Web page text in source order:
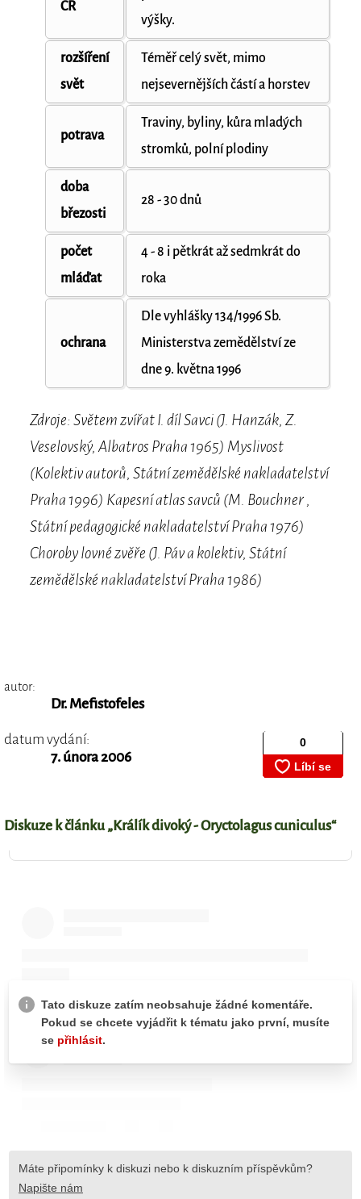
ČR
výšky.
rozšíření
svět
Téměř celý svět, mimo
nejsevernějších částí a horstev
potrava
Traviny, byliny, kůra mladých
stromků, polní plodiny
doba
březosti
28 - 30 dnů
počet
mláďat
4 - 8 i pětkrát až sedmkrát do
roka
ochrana
Dle vyhlášky 134/1996 Sb.
Ministerstva zemědělství ze
dne 9. května 1996
Zdroje: Světem zvířat I. díl Savci (J. Hanzák, Z.
Veselovský, Albatros Praha 1965) Myslivost
(Kolektiv autorů, Státní zemědělské nakladatelství
Praha 1996) Kapesní atlas savců (M. Bouchner ,
Státní pedagogické nakladatelství Praha 1976)
Choroby lovné zvěře (J. Páv a kolektiv, Státní
zemědělské nakladatelství Praha 1986)
autor:
Dr. Mefistofeles
datum vydání:
7. února 2006
Diskuze k článku „Králík divoký - Oryctolagus cuniculus“